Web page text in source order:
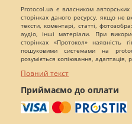
Protocol.ua є власником
сторінках даного ресурсу, якщо не
тексти, коментарі, статті,
аудіо, інші матеріали. При
сторінках «Протокол» наявність
пошуковими системами на
розуміється копіювання, адаптація,
Повний текст
Приймаємо до оплати